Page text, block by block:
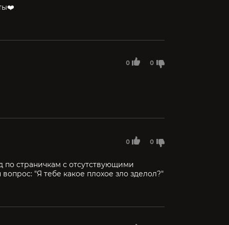
0 0
0 0
по страничкам с отсутствующими
"Я тебе какое плохое зло зделол?"